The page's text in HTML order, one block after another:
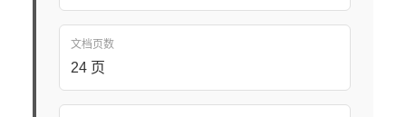
文档页数
24 页